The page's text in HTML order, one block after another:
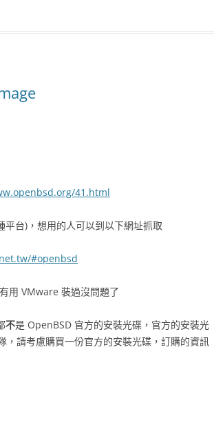
41.html
台)，想用的人可以到以下網址抓取
#openbsd
用 VMware 裝過沒問題了
不是 OpenBSD 官方的安裝光碟，官方的安裝光
請考慮購買一份官方的安裝光碟，訂購的資訊